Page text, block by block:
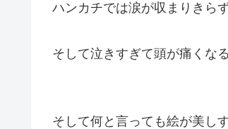
ハンカチでは涙が収まりきら
そして泣きすぎて頭が痛くな
そして何と言っても絵が美し